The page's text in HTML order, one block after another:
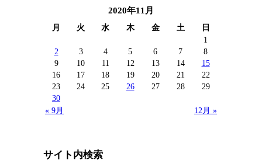
2020年11月
月 火 水 木 金 土 日
« 9月 12月 »
1
2
3 4 5 6 7
8
9
10 11 12 13 14
15
16
17 18 19 20 21
22
23
24 25 26 27 28
29
30
サイト内検索